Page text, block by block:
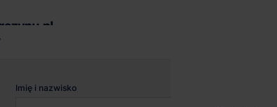
Imię i nazwisko